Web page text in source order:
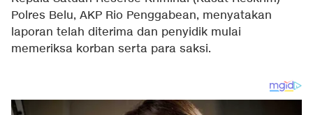
Polres Belu, AKP Rio Penggabean, menyatakan
laporan telah diterima dan penyidik mulai
memeriksa korban serta para saksi.